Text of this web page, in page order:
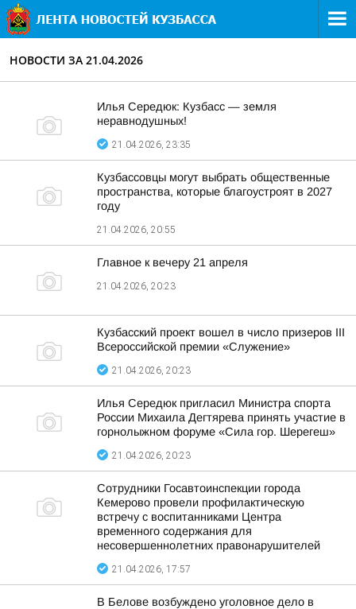
НОВОСТИ ЗА 21.04.2026
Илья Середюк: Кузбасс — земля
неравнодушных!
21.04.2026, 23:35
Кузбассовцы могут выбрать общественные
пространства, которые благоустроят в 2027
году
21.04.2026, 20:55
Главное к вечеру 21 апреля
21.04.2026, 20:23
Кузбасский проект вошел в число призеров III
Всероссийской премии «Служение»
21.04.2026, 20:23
Илья Середюк пригласил Министра спорта
России Михаила Дегтярева принять участие в
горнолыжном форуме «Сила гор. Шерегеш»
21.04.2026, 20:23
Сотрудники Госавтоинспекции города
Кемерово провели профилактическую
встречу с воспитанниками Центра
временного содержания для
несовершеннолетних правонарушителей
21.04.2026, 17:57
В Белове возбуждено уголовное дело в